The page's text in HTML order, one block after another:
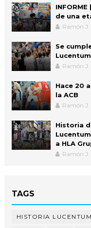
de una
Ramón J.
Se
Ramón J.
Hace 20
la ACB
Ramón J.
Historia
a HLA
Ramón J.
TAGS
HISTORIA LUCENTUM